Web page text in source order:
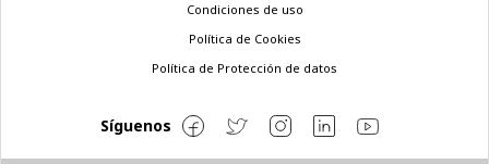
Condiciones de uso
Política de Cookies
Política de Protección de datos
Síguenos